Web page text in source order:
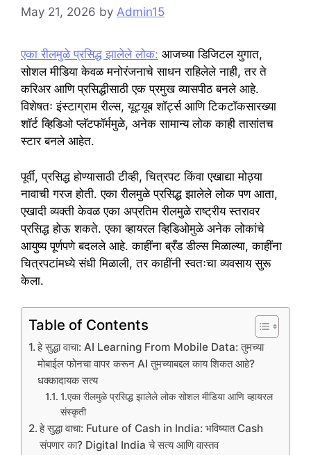
May 21, 2026 by Admin15
एका रीलमुळे प्रसिद्ध झालेले लोक: आजच्या डिजिटल युगात,
सोशल मीडिया केवळ मनोरंजनाचे साधन राहिलेले नाही, तर ते
करिअर आणि प्रसिद्धीसाठी एक प्रमुख व्यासपीठ बनले आहे.
विशेषतः इंस्टाग्राम रील्स, यूट्यूब शॉर्ट्स आणि टिकटॉकसारख्या
शॉर्ट व्हिडिओ प्लॅटफॉर्ममुळे, अनेक सामान्य लोक काही तासांतच
स्टार बनले आहेत.
पूर्वी, प्रसिद्ध होण्यासाठी टीव्ही, चित्रपट किंवा एखाद्या मोठ्या
नावाची गरज होती. एका रीलमुळे प्रसिद्ध झालेले लोक पण आता,
एखादी व्यक्ती केवळ एका अप्रतिम रीलमुळे राष्ट्रीय स्तरावर
प्रसिद्ध होऊ शकते. एका व्हायरल व्हिडिओमुळे अनेक लोकांचे
आयुष्य पूर्णपणे बदलले आहे. काहींना ब्रँड डील्स मिळाल्या, काहींना
चित्रपटांमध्ये संधी मिळाली, तर काहींनी स्वतःचा व्यवसाय सुरू
केला.
Table of Contents
हे सुद्धा वाचा: AI Learning From Mobile Data: तुमच्या
मोबाईल फोनचा वापर करून AI तुमच्याबद्दल काय शिकत आहे?
धक्कादायक सत्य
1.एका रीलमुळे प्रसिद्ध झालेले लोक सोशल मीडिया आणि व्हायरल
संस्कृती
हे सुद्धा वाचा: Future of Cash in India: भविष्यात Cash
संपणार का? Digital India चे सत्य आणि वास्तव